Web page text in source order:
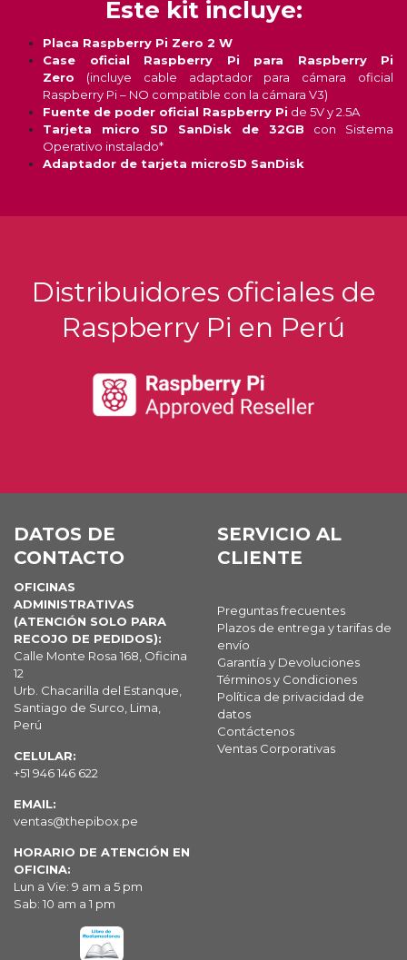
Este kit incluye:
Placa Raspberry Pi Zero 2 W
Case oficial Raspberry Pi para Raspberry Pi
Zero (incluye cable adaptador para cámara oficial
Raspberry Pi – NO compatible con la cámara V3)
Fuente de poder oficial Raspberry Pi de 5V y 2.5A
Tarjeta micro SD SanDisk de 32GB con Sistema
Operativo instalado*
Adaptador de tarjeta microSD SanDisk
Distribuidores oficiales de
Raspberry Pi en Perú
DATOS DE
CONTACTO
OFICINAS
ADMINISTRATIVAS
(ATENCIÓN SOLO PARA
RECOJO DE PEDIDOS):
Calle Monte Rosa 168, Oficina
12
Urb. Chacarilla del Estanque,
Santiago de Surco, Lima,
Perú
CELULAR:
+51 946 146 622
EMAIL:
ventas@thepibox.pe
HORARIO DE ATENCIÓN EN
OFICINA:
Lun a Vie: 9 am a 5 pm
Sab: 10 am a 1 pm
SERVICIO AL
CLIENTE
Preguntas frecuentes
Plazos de entrega y tarifas de
envío
Garantía y Devoluciones
Términos y Condiciones
Política de privacidad de
datos
Contáctenos
Ventas Corporativas